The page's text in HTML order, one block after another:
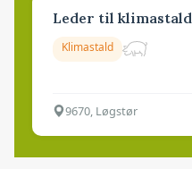
Leder til klimastald
Klimastald
9670, Løgstør